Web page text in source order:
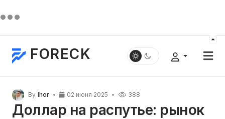
FORECK
By Ihor 02 июня 2025 388
Доллар на распутье: рынок